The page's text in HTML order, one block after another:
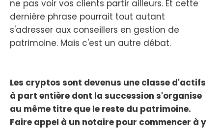
ne pas voir vos clients partir ailleurs. Et cette
dernière phrase pourrait tout autant
s'adresser aux conseillers en gestion de
patrimoine. Mais c'est un autre débat.
Les cryptos sont devenus une classe d'actifs
à part entière dont la succession s'organise
au même titre que le reste du patrimoine.
Faire appel à un notaire pour commencer à y